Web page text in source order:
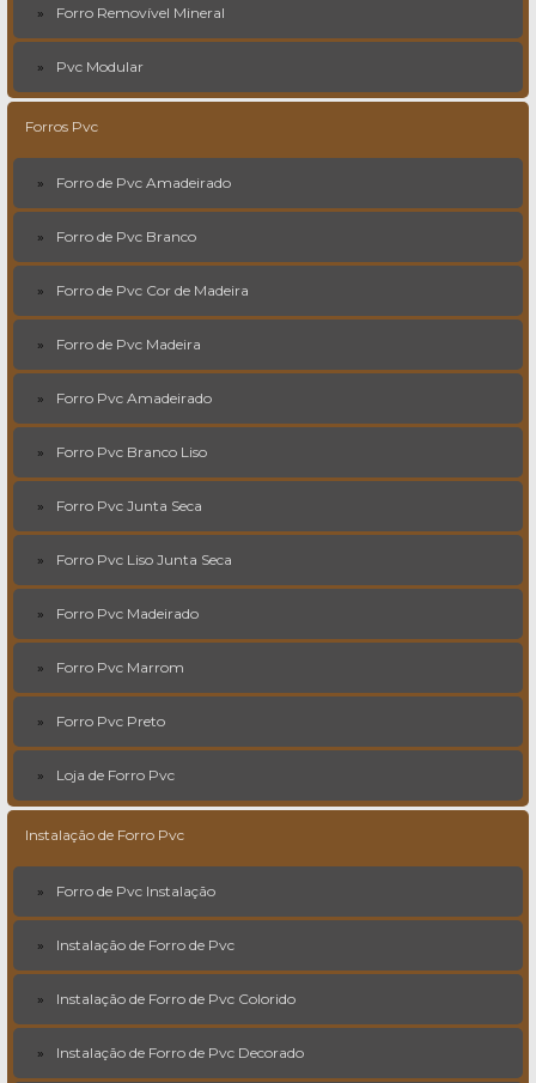
Forro Removível Mineral
Pvc Modular
Forros Pvc
Forro de Pvc Amadeirado
Forro de Pvc Branco
Forro de Pvc Cor de Madeira
Forro de Pvc Madeira
Forro Pvc Amadeirado
Forro Pvc Branco Liso
Forro Pvc Junta Seca
Forro Pvc Liso Junta Seca
Forro Pvc Madeirado
Forro Pvc Marrom
Forro Pvc Preto
Loja de Forro Pvc
Instalação de Forro Pvc
Forro de Pvc Instalação
Instalação de Forro de Pvc
Instalação de Forro de Pvc Colorido
Instalação de Forro de Pvc Decorado